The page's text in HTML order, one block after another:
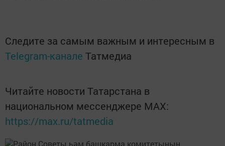
Следите за самым важным и интересным в
Telegram-канале Татмедиа
Читайте новости Татарстана в
национальном мессенджере MАХ:
https://max.ru/tatmedia